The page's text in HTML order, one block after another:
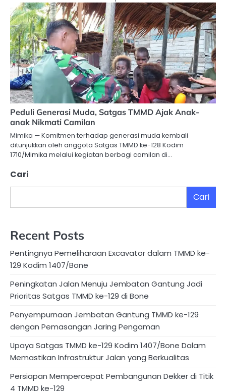
Peduli Generasi Muda, Satgas TMMD Ajak Anak-
anak Nikmati Camilan
Mimika — Komitmen terhadap generasi muda kembali
ditunjukkan oleh anggota Satgas TMMD ke-128 Kodim
1710/Mimika melalui kegiatan berbagi camilan di…
Cari
Cari
Recent Posts
Pentingnya Pemeliharaan Excavator dalam TMMD ke-
129 Kodim 1407/Bone
Peningkatan Jalan Menuju Jembatan Gantung Jadi
Prioritas Satgas TMMD ke-129 di Bone
Penyempurnaan Jembatan Gantung TMMD ke-129
dengan Pemasangan Jaring Pengaman
Upaya Satgas TMMD ke-129 Kodim 1407/Bone Dalam
Memastikan Infrastruktur Jalan yang Berkualitas
Persiapan Mempercepat Pembangunan Dekker di Titik
4 TMMD ke-129